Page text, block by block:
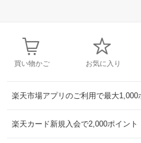
買い物かご お気に入り
楽天市場アプリのご利用で最大1,000
楽天カード新規入会で2,000ポイント